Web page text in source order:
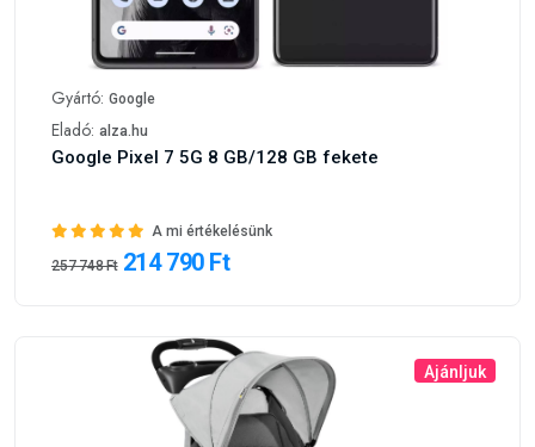
Gyártó: Google
Eladó: alza.hu
Google Pixel 7 5G 8 GB/128 GB fekete
A mi értékelésünk
257 748 Ft 214 790 Ft
Ajánljuk